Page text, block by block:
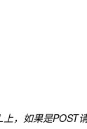
，如果是POST